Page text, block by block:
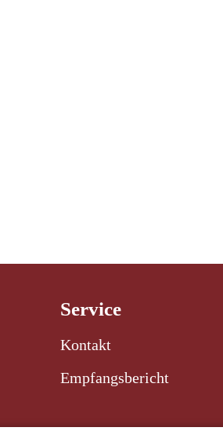
Service
Kontakt
Empfangsbericht